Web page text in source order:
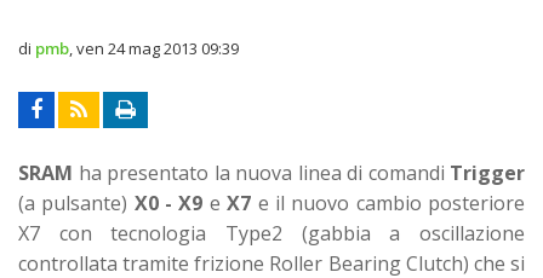
di pmb ven 24 mag 2013 09:39
SRAM ha presentato la nuova linea di comandi Trigger
(a pulsante) X0 - X9 eX7 e il nuovo cambio posteriore
X7 con tecnologia Type2 (gabbia a oscillazione
controllata tramite frizione Roller Bearing Clutch) che si